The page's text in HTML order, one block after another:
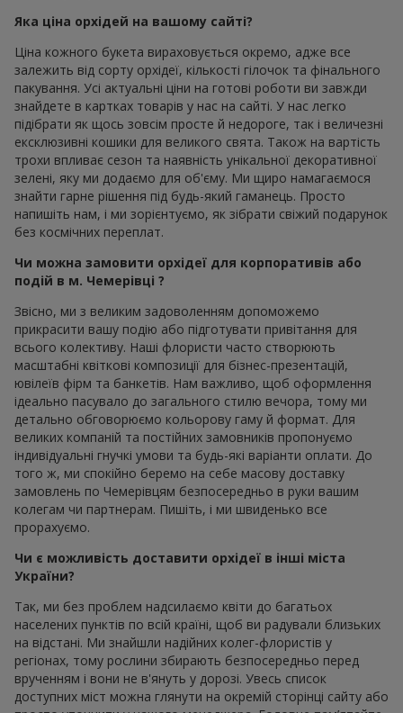
Яка ціна орхідей на вашому сайті?
Ціна кожного букета вираховується окремо, адже все
залежить від сорту орхідеї, кількості гілочок та фінального
пакування. Усі актуальні ціни на готові роботи ви завжди
знайдете в картках товарів у нас на сайті. У нас легко
підібрати як щось зовсім просте й недороге, так і величезні
ексклюзивні кошики для великого свята. Також на вартість
трохи впливає сезон та наявність унікальної декоративної
зелені, яку ми додаємо для об'єму. Ми щиро намагаємося
знайти гарне рішення під будь-який гаманець. Просто
напишіть нам, і ми зорієнтуємо, як зібрати свіжий подарунок
без космічних переплат.
Чи можна замовити орхідеї для корпоративів або
подій в м. Чемерівці ?
Звісно, ми з великим задоволенням допоможемо
прикрасити вашу подію або підготувати привітання для
всього колективу. Наші флористи часто створюють
масштабні квіткові композиції для бізнес-презентацій,
ювілеїв фірм та банкетів. Нам важливо, щоб оформлення
ідеально пасувало до загального стилю вечора, тому ми
детально обговорюємо кольорову гаму й формат. Для
великих компаній та постійних замовників пропонуємо
індивідуальні гнучкі умови та будь-які варіанти оплати. До
того ж, ми спокійно беремо на себе масову доставку
замовлень по Чемерівцям безпосередньо в руки вашим
колегам чи партнерам. Пишіть, і ми швиденько все
прорахуємо.
Чи є можливість доставити орхідеї в інші міста
України?
Так, ми без проблем надсилаємо квіти до багатьох
населених пунктів по всій країні, щоб ви радували близьких
на відстані. Ми знайшли надійних колег-флористів у
регіонах, тому рослини збирають безпосередньо перед
врученням і вони не в'януть у дорозі. Увесь список
доступних міст можна глянути на окремій сторінці сайту або